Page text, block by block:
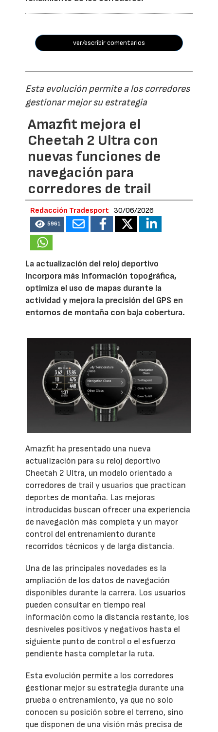
ver/escribir comentarios
Esta evolución permite a los corredores
gestionar mejor su estrategia
Amazfit mejora el
Cheetah 2 Ultra con
nuevas funciones de
navegación para
corredores de trail
Redacción Tradesport 30/06/2026
5961
La actualización del reloj deportivo
incorpora más información topográfica,
optimiza el uso de mapas durante la
actividad y mejora la precisión del GPS en
entornos de montaña con baja cobertura.
Amazfit ha presentado una nueva
actualización para su reloj deportivo
Cheetah 2 Ultra, un modelo orientado a
corredores de trail y usuarios que practican
deportes de montaña. Las mejoras
introducidas buscan ofrecer una experiencia
de navegación más completa y un mayor
control del entrenamiento durante
recorridos técnicos y de larga distancia.
Una de las principales novedades es la
ampliación de los datos de navegación
disponibles durante la carrera. Los usuarios
pueden consultar en tiempo real
información como la distancia restante, los
desniveles positivos y negativos hasta el
siguiente punto de control o el esfuerzo
pendiente hasta completar la ruta.
Esta evolución permite a los corredores
gestionar mejor su estrategia durante una
prueba o entrenamiento, ya que no solo
conocen su posición sobre el terreno, sino
que disponen de una visión más precisa de